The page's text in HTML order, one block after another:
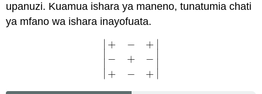
upanuzi. Kuamua ishara ya maneno, tunatumia chati
ya mfano wa ishara inayofuata.
∣
∣
+
−
+
−
+
−
+
−
+
∣
∣
| +− −+ +− +